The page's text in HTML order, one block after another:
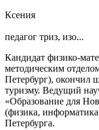
Ксения
педагог триз, изо...
Кандидат физико-
методическим
Петербург), окончил
туризму. Ведущий
«Образование для
(физика,
Петербурга.